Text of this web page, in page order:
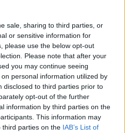
sale, sharing to third parties, or
or sensitive information for
please use the below opt-out
Please note that after your
you may continue seeing
personal information utilized by
disclosed to third parties prior to
opt-out of the further
information by third parties on the
This information may
third parties on the IAB’s List of
egy másodpercet javított a